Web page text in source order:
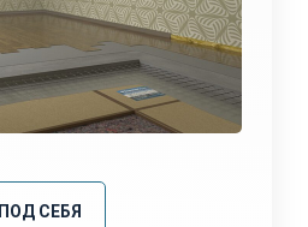
СЕБЯ